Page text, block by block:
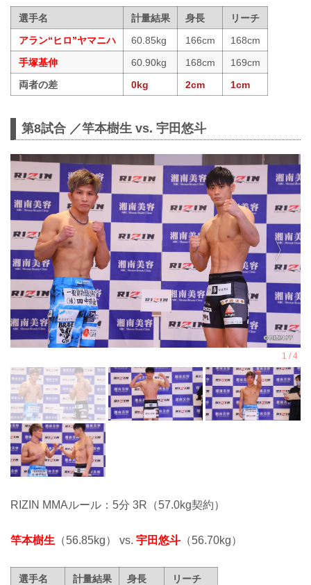
選手名 計量結果 身長
リーチ
アラン“ヒロ”ヤマニハ
60.85kg 166cm
168cm
手塚基伸
60.90kg 168cm
169cm
両者の差
0kg 2cm 1cm
第8試合 ／竿本樹生 vs. 宇田悠斗
RIZIN MMAルール：5分 3R（57.0kg契約）
竿本樹生 （56.85kg） vs. 宇田悠斗 （56.70kg）
選手名 計量結果 身長
リーチ